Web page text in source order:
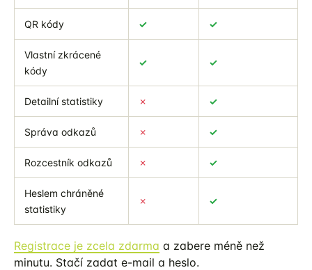
QR kódy ✓ ✓
Vlastní zkrácené
kódy
✓ ✓
Detailní statistiky ✗ ✓
Správa odkazů ✗ ✓
Rozcestník odkazů ✗ ✓
Heslem chráněné
statistiky
✗ ✓
Registrace je zcela zdarma a zabere méně než
minutu. Stačí zadat e-mail a heslo.